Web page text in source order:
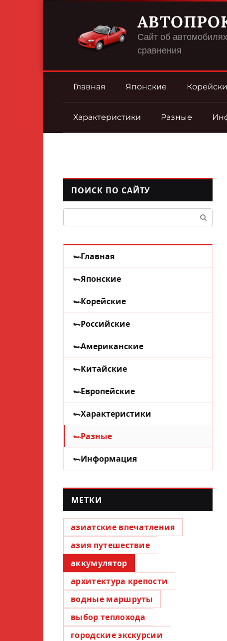
Сайт об
сравнения
Главная Японские
Характеристики Разные
ПОИСК ПО САЙТУ
Главная
Японские
Корейские
Российские
Американские
Китайские
Европейские
Характеристики
Разные
Информация
МЕТКИ
азиатские впечатления
азия путешествие
аккумулятор
архитектура крепости
водные маршруты
выбор теплохода
городские экскурсии